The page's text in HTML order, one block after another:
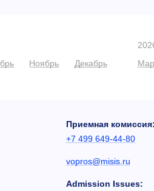
Ноябрь Декабрь
Приемная комиссия:
+7 499 649-44-80
vopros@misis.ru
Admission Issues: